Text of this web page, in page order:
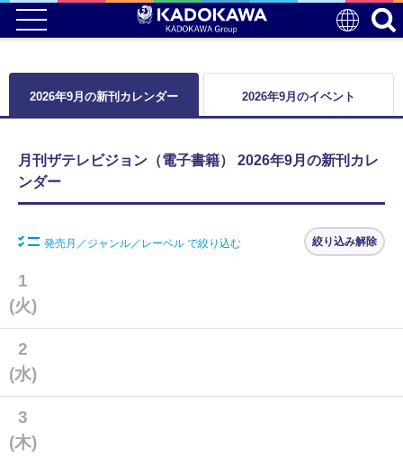
2026年9月の新刊カレンダー 2026年9月のイベント
月刊ザテレビジョン（電子書籍） 2026年9月の新刊カレ
ンダー
発売月／ジャンル／レーベル で絞り込む 絞り込み解除
1
(火)
2
(水)
3
(木)